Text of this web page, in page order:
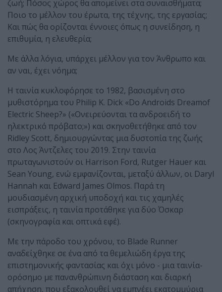
ζωή; Πόσος χώρος θα απομείνει στα συναισθήματα;
Ποιο το μέλλον του έρωτα, της τέχνης, της εργασίας;
Και πώς θα ορίζονται έννοιες όπως η συνείδηση, η
επιθυμία, η ελευθερία;
Με άλλα λόγια, υπάρχει μέλλον για τον Άνθρωπο και
αν ναι, έχει νόημα;
Η ταινία κυκλοφόρησε το 1982, βασισμένη στο
μυθιστόρημα του Philip K. Dick «Do Androids Dreamof
Electric Sheep?» («Ονειρεύονται τα ανδροειδή το
ηλεκτρικό πρόβατο;») και σκηνοθετήθηκε από τον
Ridley Scott, δημιουργώντας μια δυστοπία της ζωής
στο Λος Άντζελες του 2019. Στην ταινία
πρωταγωνιστούν οι Harrison Ford, Rutger Hauer και
Sean Young, ενώ εμφανίζονται, μεταξύ άλλων, οι Daryl
Hannah και Edward James Olmos. Παρά τη
μουδιασμένη αρχική υποδοχή και τις χαμηλές
εισπράξεις, η ταινία προτάθηκε για δύο Όσκαρ
(σκηνογραφία και οπτικά εφέ).
Με την πάροδο του χρόνου, το Blade Runner
αναδείχθηκε σε ένα από τα θεμελιώδη έργα της
επιστημονικής φαντασίας και όχι μόνο - μια ταινία-
ορόσημο με πανανθρώπινη διάσταση και διαρκή
απήχηση, που εξακολουθεί να εμπνέει εκατομμύρια